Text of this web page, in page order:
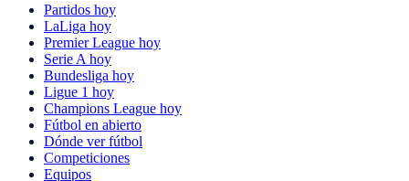
Partidos hoy
LaLiga hoy
Premier League hoy
Serie A hoy
Bundesliga hoy
Ligue 1 hoy
Champions League hoy
Fútbol en abierto
Dónde ver fútbol
Competiciones
Equipos